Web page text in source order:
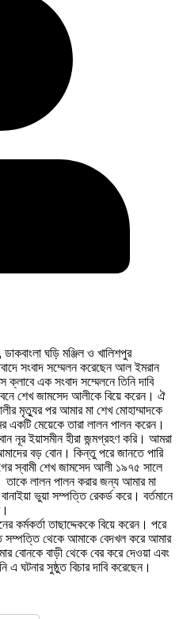
ঘড়ি মঞ্জিল ও খালিশপুর
সংবাদ সম্মেলন করেছেন আল ইমরান
এক সংবাদ সম্মেলনে তিনি দাবি
শেখ জামসেদ আলীকে বিয়ে করেন। ঐ
মৃত্যুর পর আমার মা শেখ মোহাম্মাদকে
একটি মেয়েকে তারা লালন পালন করেন।
নূর ইয়াসমীন হীরা জন্মগ্রহণ করি। আমরা
বড় বোন। কিন্তু পরে জানতে পারি
স্বামী শেখ জামসেদ আলী ১৯৭৫ সালে
লালন পালন করার জন্য আমার মা
ভুয়া সম্পত্তি রেকর্ড করে। বর্তমানে
কর্মকর্তা তাছাদ্দেককে বিয়ে করেন। পরে
সম্পত্তি থেকে আমাকে বেদখল করে আমার
বোনকে বাড়ী থেকে বের করে দেওয়া এবং
এ ঘটনার সুষ্ঠুত বিচার দাবি করেছেন।